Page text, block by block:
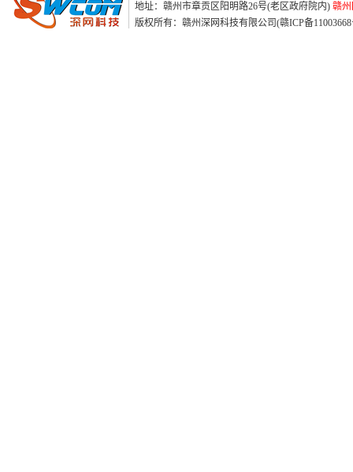
地址：赣州市章贡区阳明路26号(老区政府院内)赣州
版权所有：赣州深网科技有限公司(赣ICP备